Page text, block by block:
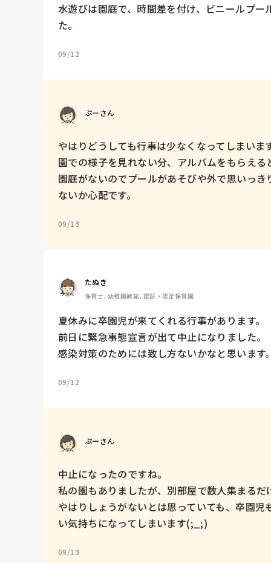
水遊びは園庭で、時間差を付け、ビニールプ
た。
09/12
ぷーさん
やはりどうしても行事は少なくなってしまいま
園での様子を見れない分、アルバムをもらえ
園庭がないのでプールがあそびや外で思いっ
ないか心配です。
09/13
たぬき
保育士, 幼稚園教諭, 認証・認定保育園
夏休みに卒園児が来てくれる行事があります。
前日に緊急事態宣言が出て中止になりました。
感染対策のためには致し方ないかなと思います
09/12
ぷーさん
中止になったのですね。
私の園もありましたが、別部屋で数人集まる
やはりしょうがないとは思っていても、卒園
い気持ちになってしまいます(;_;)
09/13